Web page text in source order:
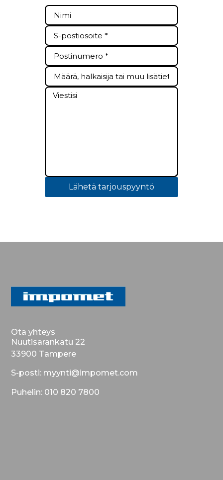
Lähetä tarjouspyyntö
Ota yhteys
Nuutisarankatu 22
33900 Tampere
S-posti: myynti@impomet.com
Puhelin: 010 820 7800